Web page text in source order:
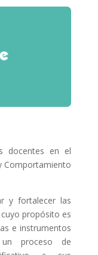
docentes en el
Comportamiento
y fortalecer las
propósito es
e instrumentos
proceso de